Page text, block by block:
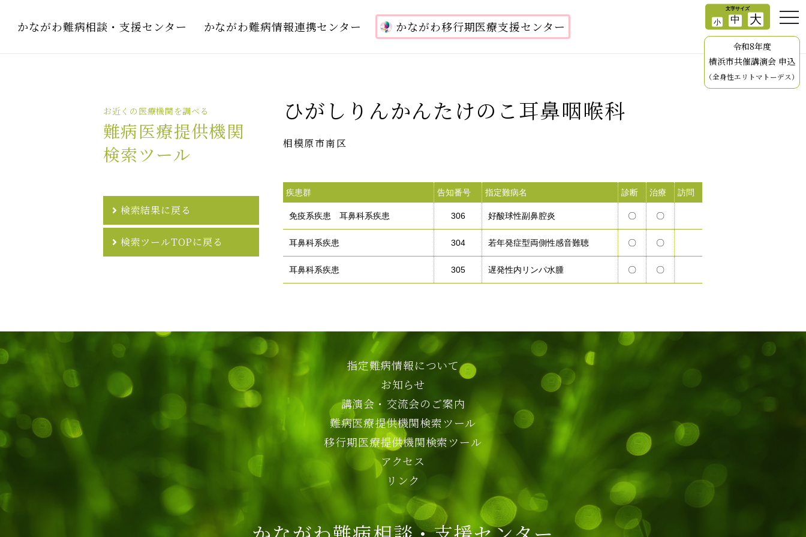
かながわ難病相談・支援センター かながわ難病情報連携センター かながわ移行期医療支援センター
令和8年度
横浜市共催講演会 申込
（全身性エリトマトーデス）
ひがしりんかんたけのこ耳鼻咽喉科
相模原市南区
疾患群 告知番号 指定難病名 診断 治療 訪問
免疫系疾患 耳鼻科系疾患 306 好酸球性副鼻腔炎 〇 〇
耳鼻科系疾患 304 若年発症型両側性感音難聴 〇 〇
耳鼻科系疾患 305 遅発性内リンパ水腫 〇 〇
お近くの医療機関を調べる
難病医療提供機関
検索ツール
検索結果に戻る
検索ツールTOPに戻る
指定難病情報について
お知らせ
講演会・交流会のご案内
難病医療提供機関検索ツール
移行期医療提供機関検索ツール
アクセス
リンク